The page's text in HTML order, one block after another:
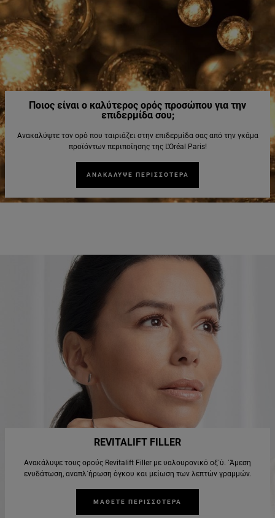
Ποιος είναι ο καλύτερος ορός προσώπου για την
επιδερμίδα σου;
Ανακαλύψτε τον ορό που ταιριάζει στην επιδερμίδα σας από την γκάμα
προϊόντων περιποίησης της L'Oréal Paris!
ΑΝΑΚΑΛΥΨΕ ΠΕΡΙΣΣΟΤΕΡΑ
REVITALIFT FILLER
Ανακάλυψε τους ορούς Revitalift Filler με υαλουρονικό οξ΄ύ. ΄Άμεση
ενυδάτωση, αναπλ΄ήρωση όγκου και μείωση των λεπτών γραμμών.
ΜΑΘΕΤΕ ΠΕΡΙΣΣΟΤΕΡΑ